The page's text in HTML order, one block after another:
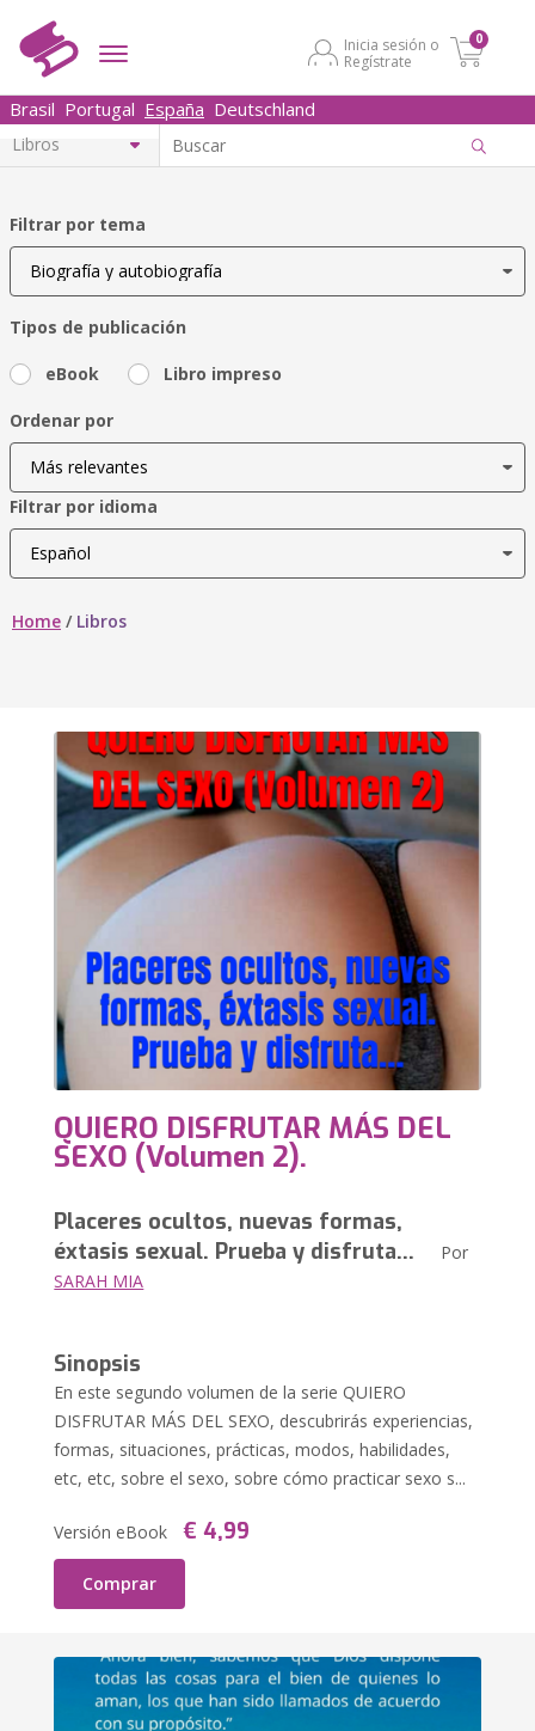
Inicia sesión o
Regístrate
0
Brasil Portugal España Deutschland
Filtrar por tema
Tipos de publicación
eBook Libro impreso
Ordenar por
Filtrar por idioma
Home / Libros
QUIERO DISFRUTAR MÁS DEL
SEXO (Volumen 2).
Placeres ocultos, nuevas formas,
éxtasis sexual. Prueba y disfruta… Por
SARAH MIA
Sinopsis
En este segundo volumen de la serie QUIERO
DISFRUTAR MÁS DEL SEXO, descubrirás experiencias,
formas, situaciones, prácticas, modos, habilidades,
etc, etc, sobre el sexo, sobre cómo practicar sexo s...
Versión eBook € 4,99
Comprar